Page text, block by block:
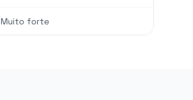
Muito forte